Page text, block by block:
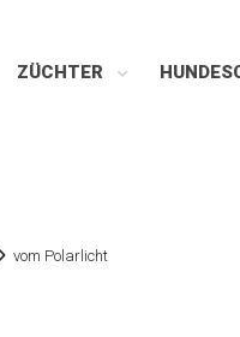
ZÜCHTER
vom Polarlicht